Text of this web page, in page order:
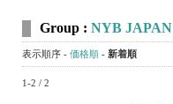
Group : NYB JAPAN
表示順序 - 価格順 - 新着順
1-2 / 2